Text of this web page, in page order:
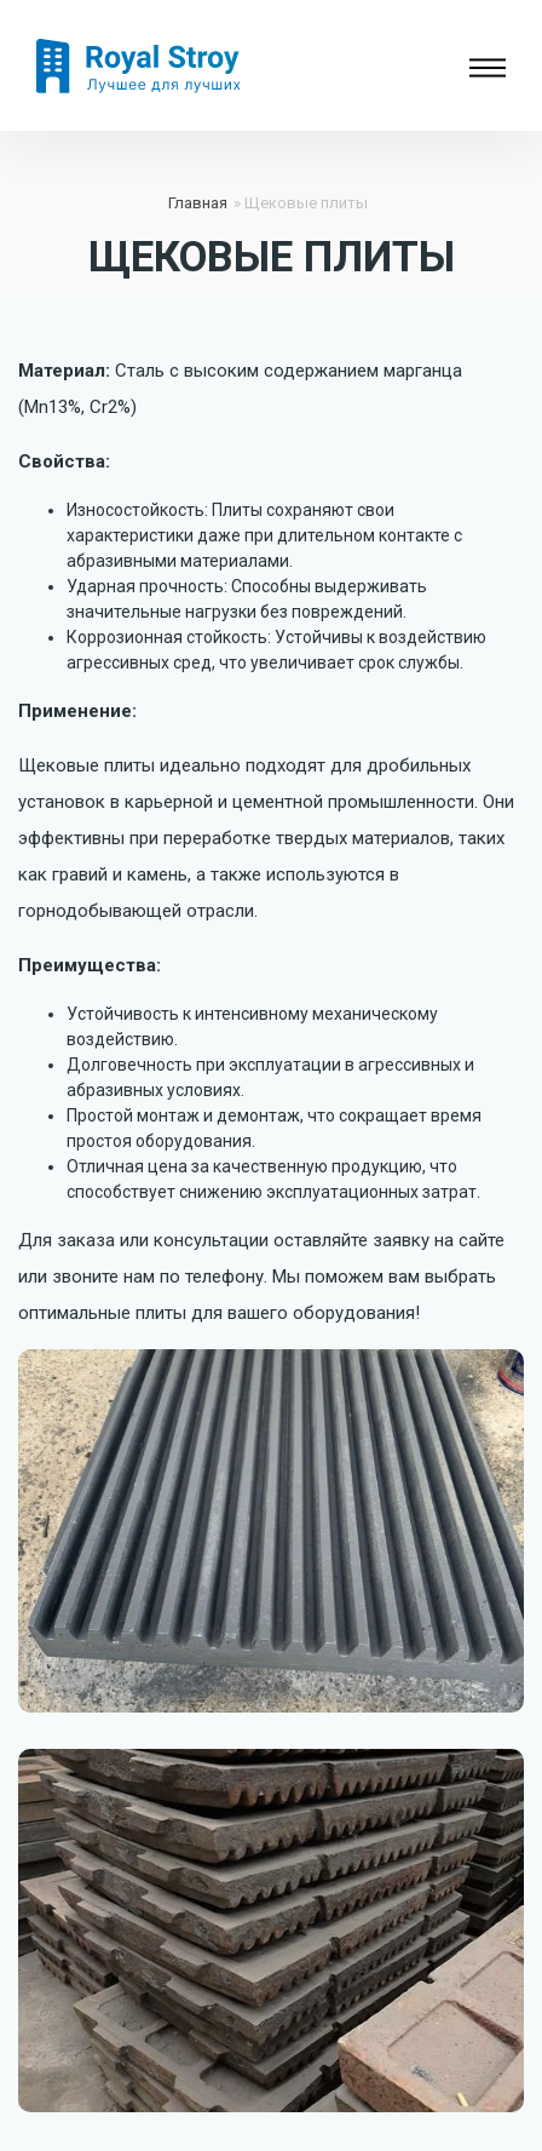
Главная Щековые плиты
ЩЕКОВЫЕ ПЛИТЫ
Материал: Сталь с высоким содержанием марганца
(Mn13%, Cr2%)
Свойства:
Износостойкость: Плиты сохраняют свои
характеристики даже при длительном контакте с
абразивными материалами.
Ударная прочность: Способны выдерживать
значительные нагрузки без повреждений.
Коррозионная стойкость: Устойчивы к воздействию
агрессивных сред, что увеличивает срок службы.
Применение:
Щековые плиты идеально подходят для дробильных
установок в карьерной и цементной промышленности. Они
эффективны при переработке твердых материалов, таких
как гравий и камень, а также используются в
горнодобывающей отрасли.
Преимущества:
Устойчивость к интенсивному механическому
воздействию.
⁠Долговечность при эксплуатации в агрессивных и
абразивных условиях.
⁠Простой монтаж и демонтаж, что сокращает время
простоя оборудования.
Отличная цена за качественную продукцию, что
способствует снижению эксплуатационных затрат.
Для заказа или консультации оставляйте заявку на сайте
или звоните нам по телефону. Мы поможем вам выбрать
оптимальные плиты для вашего оборудования!